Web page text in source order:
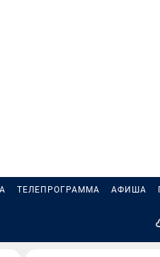
ТЕЛЕПРОГРАММА АФИША